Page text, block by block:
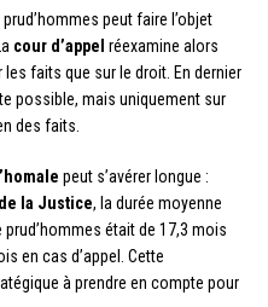
peut faire l’objet
cour d’appel réexamine alors
faits que sur le droit. En dernier
possible, mais uniquement sur
des faits.
peut s’avérer longue :
la Justice, la durée moyenne
était de 17,3 mois
en cas d’appel. Cette
à prendre en compte pour